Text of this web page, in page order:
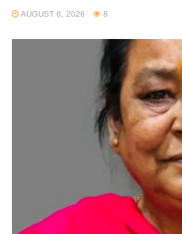
AUGUST 6, 2026 8